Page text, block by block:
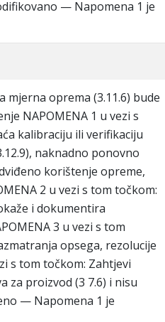
— Napomena 1 je
oprema (3.11.6) bude
NAPOMENA 1 u vezi s
kalibraciju ili verifikaciju
naknadno ponovno
korištenje opreme,
2 u vezi s tom točkom:
i dokumentira
3 u vezi s tom
opsega, rezolucije
s tom točkom: Zahtjevi
za proizvod (3 7.6) i nisu
— Napomena 1 je